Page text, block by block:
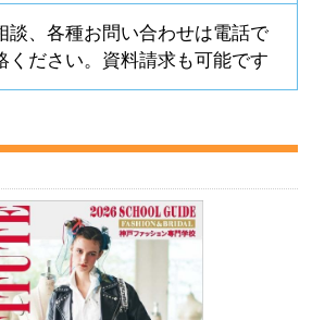
談、各種お問い合わせは電話で
ください。資料請求も可能です